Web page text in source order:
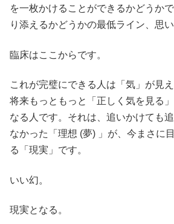
を一枚かけることができるかどうか
り添えるかどうかの最低ライン、思
臨床はここからです。
これが完璧にできる人は「気」が見
将来もっともっと「正しく気を見る
なる人です。それは、追いかけても
なかった「理想 (夢) 」が、今まさに
る「現実」です。
いい幻。
現実となる。